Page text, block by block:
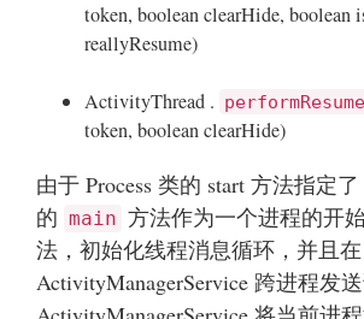
token, boolean clearHide, boolean
reallyResume)
ActivityThread .
token, boolean clearHide)
由于 Process 类的 start 方法指定
的 main 方法作为一个进程的开
法，初始化线程消息循环，并且在
ActivityManagerService 跨进程发